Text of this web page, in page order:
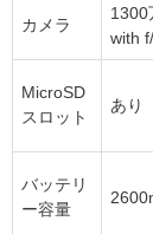
カメラ
1300
with
MicroSD
スロット
あり
バッテリ
ー容量